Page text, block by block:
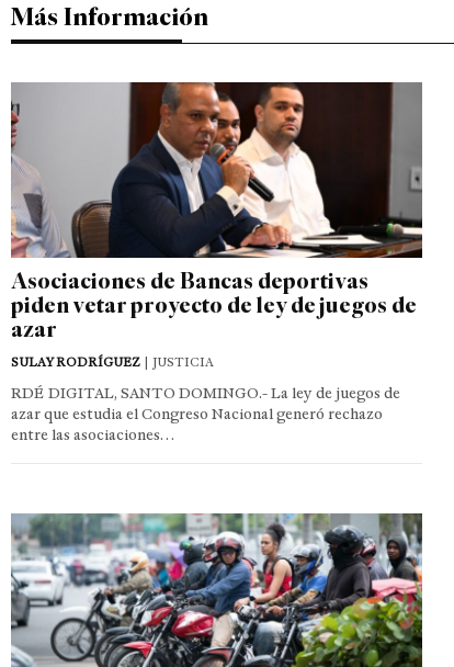
Más Información
Asociaciones de Bancas deportivas
piden vetar proyecto de ley de juegos de
azar
SULAY RODRÍGUEZ | JUSTICIA
RDÉ DIGITAL, SANTO DOMINGO.- La ley de juegos de
azar que estudia el Congreso Nacional generó rechazo
entre las asociaciones…